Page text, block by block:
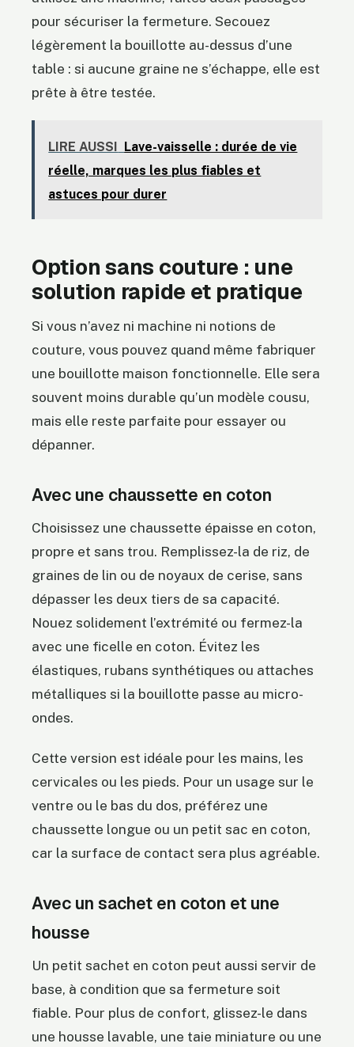
pour sécuriser la fermeture. Secouez
légèrement la bouillotte au-dessus d’une
table : si aucune graine ne s’échappe, elle est
prête à être testée.
LIRE AUSSI Lave-vaisselle : durée de vie
réelle, marques les plus fiables et
astuces pour durer
Option sans couture : une
solution rapide et pratique
Si vous n’avez ni machine ni notions de
couture, vous pouvez quand même fabriquer
une bouillotte maison fonctionnelle. Elle sera
souvent moins durable qu’un modèle cousu,
mais elle reste parfaite pour essayer ou
dépanner.
Avec une chaussette en coton
Choisissez une chaussette épaisse en coton,
propre et sans trou. Remplissez-la de riz, de
graines de lin ou de noyaux de cerise, sans
dépasser les deux tiers de sa capacité.
Nouez solidement l’extrémité ou fermez-la
avec une ficelle en coton. Évitez les
élastiques, rubans synthétiques ou attaches
métalliques si la bouillotte passe au micro-
ondes.
Cette version est idéale pour les mains, les
cervicales ou les pieds. Pour un usage sur le
ventre ou le bas du dos, préférez une
chaussette longue ou un petit sac en coton,
car la surface de contact sera plus agréable.
Avec un sachet en coton et une
housse
Un petit sachet en coton peut aussi servir de
base, à condition que sa fermeture soit
fiable. Pour plus de confort, glissez-le dans
une housse lavable, une taie miniature ou une